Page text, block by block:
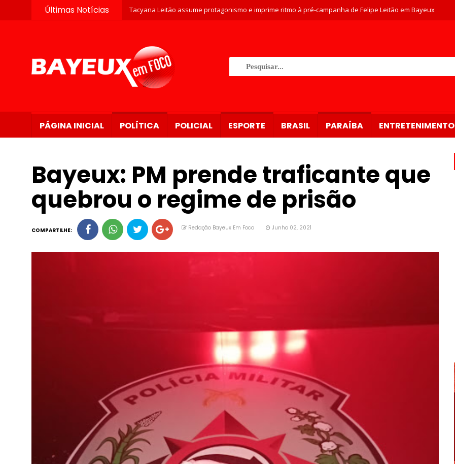
Últimas Notícias Tacyana Leitão assume protagonismo e imprime ritmo à pré-campanha de Felipe Leitão em Bayeux
PÁGINA INICIAL POLÍTICA POLICIAL ESPORTE BRASIL PARAÍBA ENTRETENIMENTO
Bayeux: PM prende traficante que
quebrou o regime de prisão
COMPARTILHE: Redação Bayeux Em Foco Junho 02, 2021